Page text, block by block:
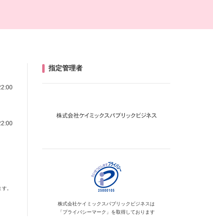
。
指定管理者
株式会社ケイミックス パブリックビジネスは
「プライバシーマーク」を取得しております